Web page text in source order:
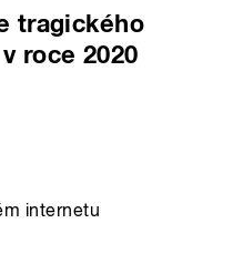
tragického
roce 2020
internetu